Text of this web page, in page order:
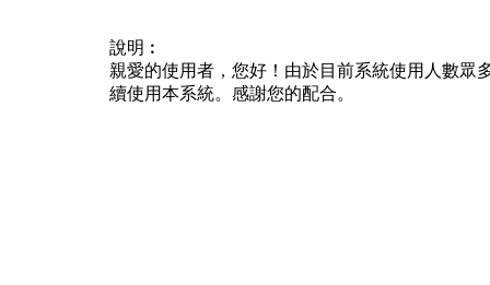
說明︰
親愛的使用者，您好！由於目前系統使用人數眾
續使用本系統。感謝您的配合。